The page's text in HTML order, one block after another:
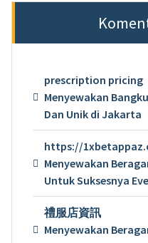
prescription pricing
Menyewakan
Dan Unik di Jakarta
https://
Menyewakan
Untuk Suksesnya
禮服店資訊
Menyewakan